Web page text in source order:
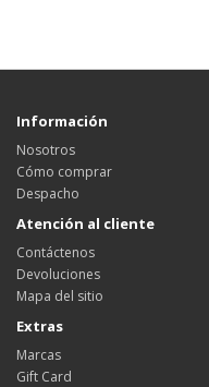
Información
Nosotros
Cómo comprar
Despacho
Atención al cliente
Contáctenos
Devoluciones
Mapa del sitio
Extras
Marcas
Gift Card